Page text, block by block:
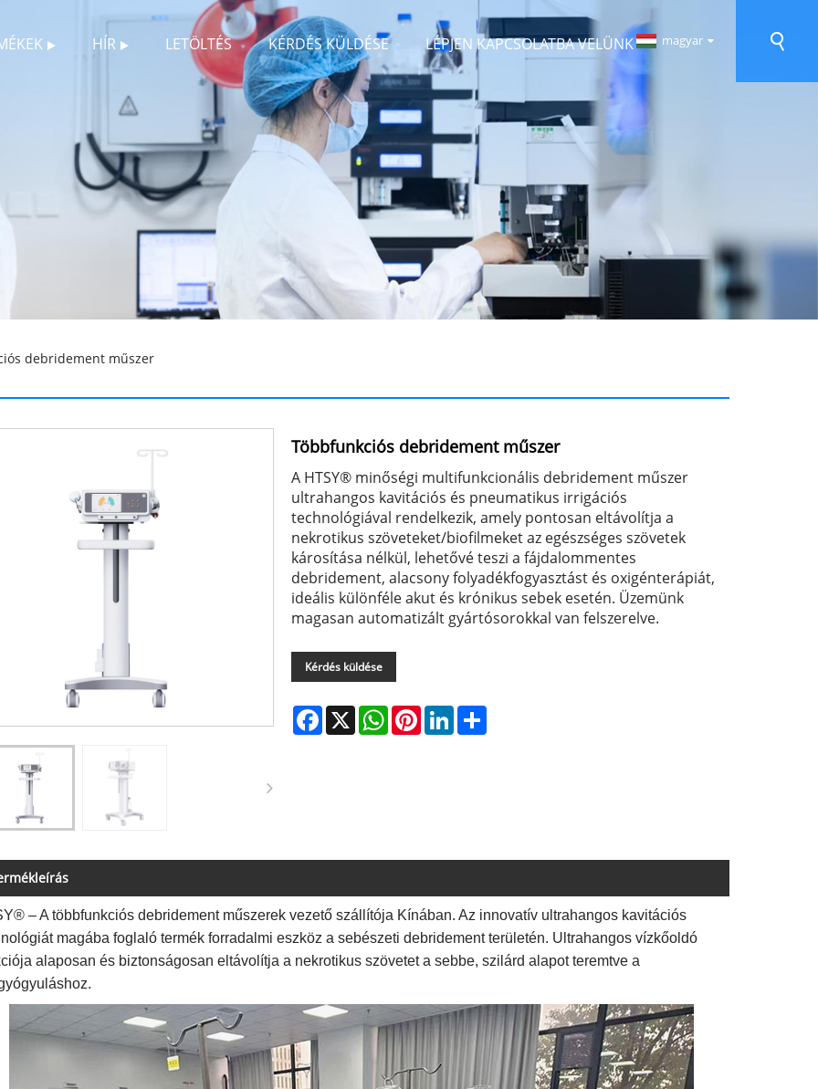
HÍR LETÖLTÉS KÉRDÉS KÜLDÉSE LÉPJEN KAPCSOLATBA VELÜNK magyar
debridement műszer
Többfunkciós debridement műszer
A HTSY® minőségi multifunkcionális debridement műszer
ultrahangos kavitációs és pneumatikus irrigációs
technológiával rendelkezik, amely pontosan eltávolítja a
nekrotikus szöveteket/biofilmeket az egészséges szövetek
károsítása nélkül, lehetővé teszi a fájdalommentes
debridement, alacsony folyadékfogyasztást és oxigénterápiát,
ideális különféle akut és krónikus sebek esetén. Üzemünk
magasan automatizált gyártósorokkal van felszerelve.
Kérdés küldése
Facebook
X WhatsAppPinterestLinkedInShare
– A többfunkciós debridement műszerek vezető szállítója Kínában. Az innovatív ultrahangos kavitációs
magába foglaló termék forradalmi eszköz a sebészeti debridement területén. Ultrahangos vízkőoldó
alaposan és biztonságosan eltávolítja a nekrotikus szövetet a sebbe, szilárd alapot teremtve a